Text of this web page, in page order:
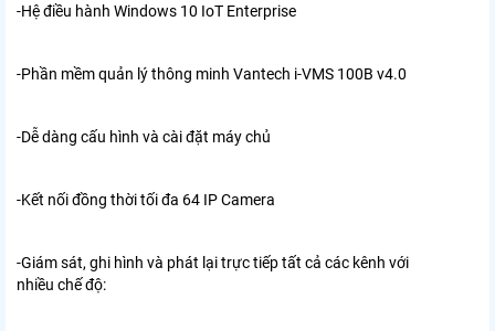
-Hệ điều hành Windows 10 IoT Enterprise
-Phần mềm quản lý thông minh Vantech i-VMS 100B v4.0
-Dễ dàng cấu hình và cài đặt máy chủ
-Kết nối đồng thời tối đa 64 IP Camera
-Giám sát, ghi hình và phát lại trực tiếp tất cả các kênh với
nhiều chế độ: